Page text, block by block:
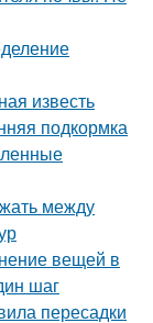
известь
подкормка
между
вещей в
шаг
пересадки